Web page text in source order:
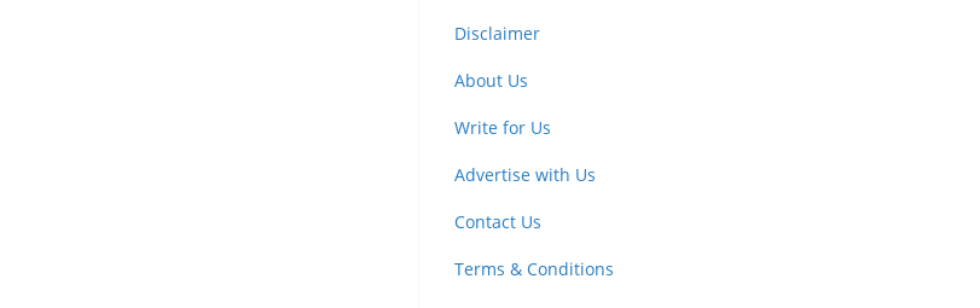
Disclaimer
About Us
Write for Us
Advertise with Us
Contact Us
Terms & Conditions